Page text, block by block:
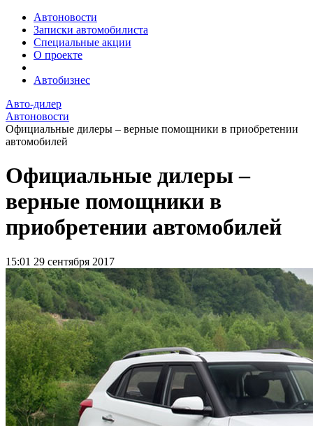
Автоновости
Записки автомобилиста
Специальные акции
О проекте
Автобизнес
Авто-дилер
Автоновости
Официальные дилеры – верные помощники в приобретении
автомобилей
Официальные дилеры –
верные помощники в
приобретении автомобилей
15:01 29 сентября 2017